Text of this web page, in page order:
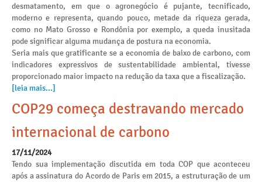
desmatamento, em que o agronegócio é pujante, tecnificado,
moderno e representa, quando pouco, metade da riqueza gerada,
como no Mato Grosso e Rondônia por exemplo, a queda inusitada
pode significar alguma mudança de postura na economia.
Seria mais que gratificante se a economia de baixo de carbono, com
indicadores expressivos de sustentabilidade ambiental, tivesse
proporcionado maior impacto na redução da taxa que a fiscalização.
[leia mais...]
COP29 começa destravando mercado
internacional de carbono
17/11/2024
Tendo sua implementação discutida em toda COP que aconteceu
após a assinatura do Acordo de Paris em 2015, a estruturação de um